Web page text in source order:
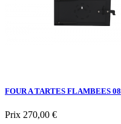
FOUR A TARTES FLAMBEES 08
Prix 270,00 €